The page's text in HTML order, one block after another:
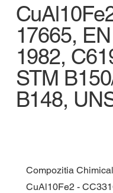
17665,
1982,
STM
B148,
Compozitia
CuAl10Fe2 -